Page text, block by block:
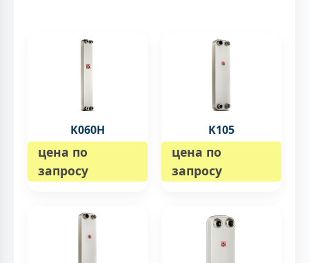
K060H
цена по
запросу
K105
цена по
запросу